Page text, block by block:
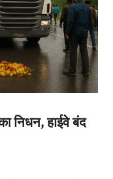
निधन, हाईवे बंद